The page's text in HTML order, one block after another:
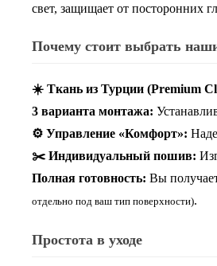
свет, защищает от посторонних
Почему стоит выбрать
☀️ Ткань из Турции (Premium
3 варианта монтажа:
⚙️ Управление «Комфорт»:
✂️ Индивидуальный пошив:
Полная готовность: Вы
отдельно под ваш тип поверхности).
Простота в уходе